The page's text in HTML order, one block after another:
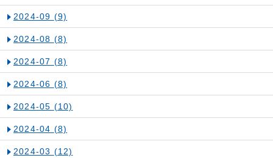
2024-09 (9)
2024-08 (8)
2024-07 (8)
2024-06 (8)
2024-05 (10)
2024-04 (8)
2024-03 (12)